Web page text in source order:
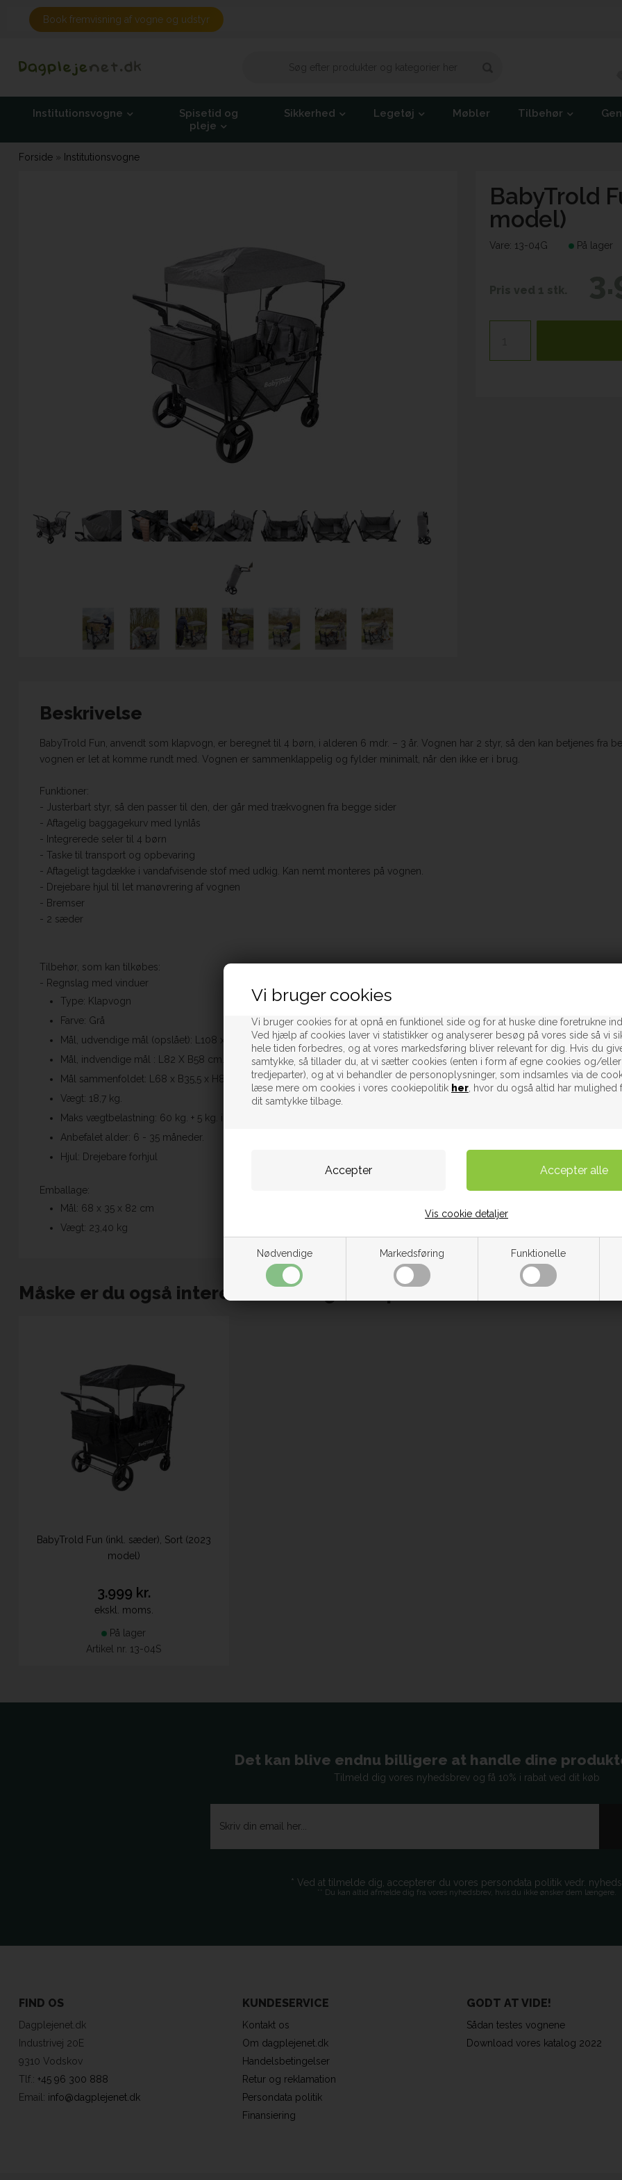
Vi bruger cookies
Vi bruger cookies for at opnå en funktionel side og for at huske dine foretrukne
Ved hjælp af cookies laver vi statistikker og analyserer besøg på vores side så vi
hele tiden forbedres, og at vores markedsføring bliver relevant for dig. Hvis du
samtykke, så tillader du, at vi sætter cookies (enten i form af egne cookies og/eller
tredjeparter), og at vi behandler de personoplysninger, som indsamles via de
læse mere om cookies i vores cookiepolitik her , hvor du også altid har
dit samtykke tilbage.
Nødvendige Markedsføring Funktionelle
Vis cookie detaljer
Book fremvisning af vogne og udstyr
Institutionsvogne
Spisetid og
pleje
Sikkerhed Legetøj Møbler Tilbehør
Forside» Institutionsvogne
BabyTrold
model)
Vare: 13-04G På lager
Beskrivelse
BabyTrold Fun, anvendt som klapvogn, er beregnet til 4 børn, i alderen 6 mdr. – 3 år. Vognen har 2 styr, så den kan betjenes fra
vognen er let at komme rundt med. Vognen er sammenklappelig og fylder minimalt, når den ikke er i brug.
Funktioner:
- Justerbart styr, så den passer til den, der går med trækvognen fra begge sider
- Aftagelig baggagekurv med lynlås
- Integrerede seler til 4 børn
- Taske til transport og opbevaring
- Aftageligt tagdække i vandafvisende stof med udkig. Kan nemt monteres på vognen.
- Drejebare hjul til let manøvrering af vognen
- Bremser
- 2 sæder
Tilbehør, som kan tilkøbes:
- Regnslag med vinduer
Type: Klapvogn
Farve: Grå
Mål, udvendige mål (opslået): L108 x B78 x H110 cm.
Mål, indvendige mål : L82 X B58 cm.
Mål sammenfoldet: L68 x B35,5 x H84 cm.
Vægt: 18,7 kg.
Maks vægtbelastning: 60 kg. + 5 kg. i kurven
Anbefalet alder: 6 - 35 måneder.
Hjul: Drejebare forhjul
Emballage:
Mål: 68 x 35 x 82 cm
Vægt: 23,40 kg
Måske er du også interesseret i følgende produkter
BabyTrold Fun (inkl. sæder), Sort (2023
model)
3.999 kr.
ekskl. moms.
På lager
Artikel nr. 13-04S
Det kan blive endnu billigere at handle dine
Tilmeld dig vores nyhedsbrev og få 10% i rabat ved dit køb
* Ved at tilmelde dig, accepterer du vores persondata politik vedr.
** Du kan altid afmelde dig fra vores nyhedsbrev, hvis du ikke ønsker dem længere.
FIND OS
Dagplejenet.dk
Industrivej 20E
9310 Vodskov
Tlf.: +45 96 300 888
Email: info@dagplejenet.dk
KUNDESERVICE
Kontakt os
Om dagplejenet.dk
Handelsbetingelser
Retur og reklamation
Persondata politik
Finansiering
GODT AT VIDE!
Sådan testes vognene
Download vores katalog 2022